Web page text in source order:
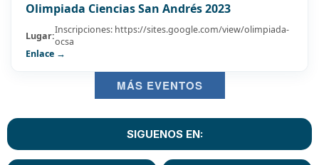
Olimpiada Ciencias San Andrés 2023
Lugar:Inscripciones: https://sites.google.com/view/olimpiada-
ocsa
Enlace →
MÁS EVENTOS
SIGUENOS EN: